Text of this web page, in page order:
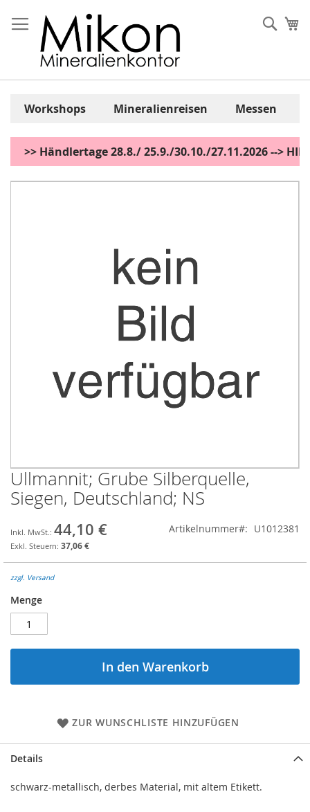
Inhalt
springen
Workshops Mineralienreisen Messen
>> Händlertage 28.8./ 25.9./30.10./27.11.2026 -->
Zum
Zum
Anfang
der
springen
Ullmannit; Grube Silberquelle,
Siegen, Deutschland; NS
44,10 €
37,06 €
Artikelnummer U1012381
zzgl. Versand
Menge
In den Warenkorb
ZUR WUNSCHLISTE HINZUFÜGEN
Details
schwarz-metallisch, derbes Material, mit altem Etikett.